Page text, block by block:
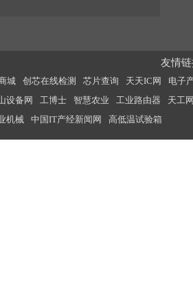
友情
城 创芯在线检测 芯片查询 天天IC网
电子
设备网 工博士 智慧农业 工业路由器
天工
机械 中国IT产经新闻网 高低温试验箱